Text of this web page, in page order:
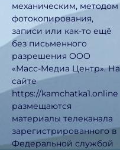
механическим, методом
фотокопирования,
записи или как-то ещё
без письменного
разрешения ООО
«Масс-Медиа Центр». На
сайте
https://kamchatka1.online
размещаются
материалы телеканала
зарегистрированного в
Федеральной службой